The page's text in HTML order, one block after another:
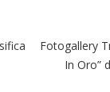
Fotogallery
In Oro”